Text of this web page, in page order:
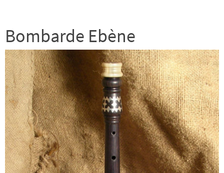
Bombarde Ebène